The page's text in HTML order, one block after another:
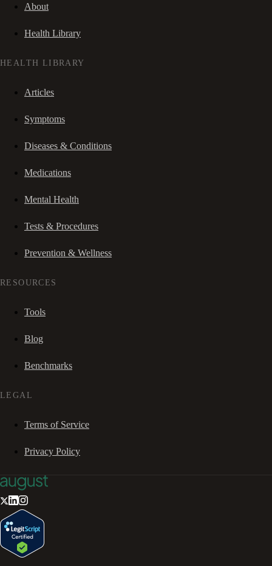
About
Health Library
HEALTH LIBRARY
Articles
Symptoms
Diseases & Conditions
Medications
Mental Health
Tests & Procedures
Prevention & Wellness
RESOURCES
Tools
Blog
Benchmarks
LEGAL
Terms of Service
Privacy Policy